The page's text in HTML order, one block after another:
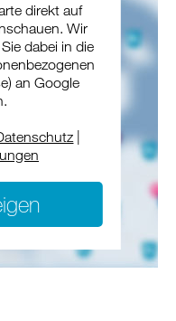
direkt auf
Wir
dabei in die
an Google